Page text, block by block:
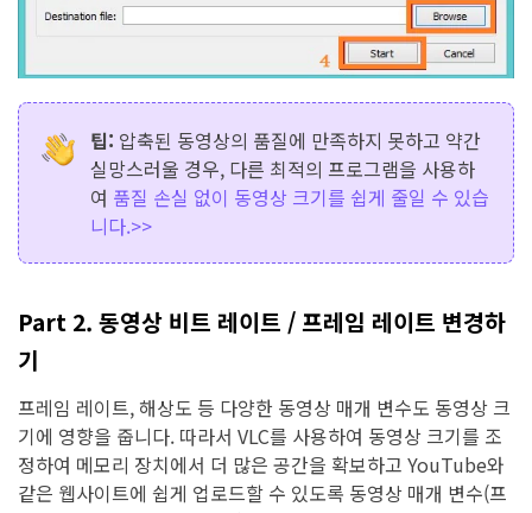
팁: 압축된 동영상의 품질에 만족하지 못하고 약간
실망스러울 경우, 다른 최적의 프로그램을 사용하
여 품질 손실 없이 동영상 크기를 쉽게 줄일 수 있습
니다.>>
Part 2. 동영상 비트 레이트 / 프레임 레이트 변경하
기
프레임 레이트, 해상도 등 다양한 동영상 매개 변수도 동영상 크
기에 영향을 줍니다. 따라서 VLC를 사용하여 동영상 크기를 조
정하여 메모리 장치에서 더 많은 공간을 확보하고 YouTube와
같은 웹사이트에 쉽게 업로드할 수 있도록 동영상 매개 변수(프